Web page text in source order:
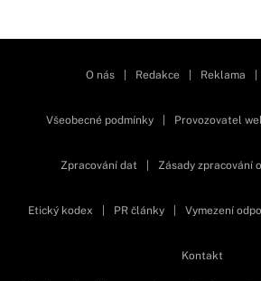
O nás Redakce Reklama
Všeobecné podmínky Provozovatel
Zpracování dat Zásady zpracování
Etický kodex PR články Vymezení
Kontakt